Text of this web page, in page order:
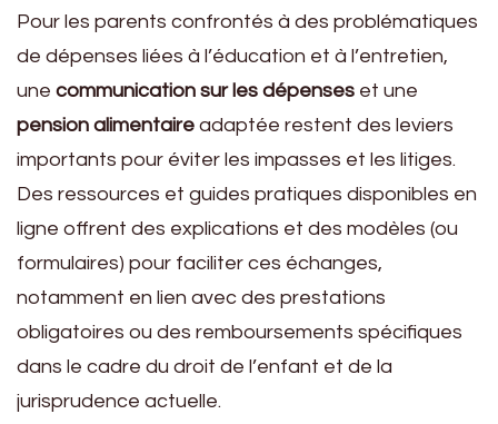
Pour les parents confrontés à des problématiques
de dépenses liées à l’éducation et à l’entretien,
une communication sur les dépenses et une
pension alimentaire adaptée restent des leviers
importants pour éviter les impasses et les litiges.
Des ressources et guides pratiques disponibles en
ligne offrent des explications et des modèles (ou
formulaires) pour faciliter ces échanges,
notamment en lien avec des prestations
obligatoires ou des remboursements spécifiques
dans le cadre du droit de l’enfant et de la
jurisprudence actuelle.